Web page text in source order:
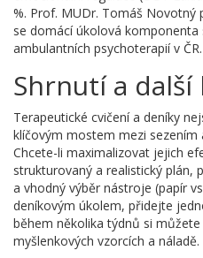
%. Prof. MUDr. Tomáš Novotný
se domácí úkolová komponenta
ambulantních psychoterapií v ČR.
Shrnutí a další
Terapeutické cvičení a deníky
klíčovým mostem mezi sezením
Chcete-li maximalizovat jejich
strukturovaný a realistický plán,
a vhodný výběr nástroje (papír
deníkovým úkolem, přidejte
během několika týdnů si
myšlenkových vzorcích a náladě.